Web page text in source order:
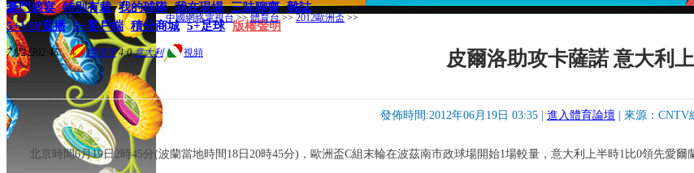
豪門盛宴 特別有裁 我的球隊 我在現場 三味聊齋 雜誌
5+VIP直播 5+客戶端 積分商城 5+足球 版權聲明
7月2日02:45 西班牙4:0意大利 視頻
中國網絡電視台>>體育台>> 2012歐洲盃 >>
皮爾洛助攻卡薩諾 意大利
發佈時間:2012年06月19日 03:35 | 進入體育論壇 | 來源：CNTV
北京時間6月19日2時45分(波蘭當地時間18日20時45分)，歐洲盃C組末輪在波茲南市政球場開始1場較量，意大利上半時1比0領先愛爾